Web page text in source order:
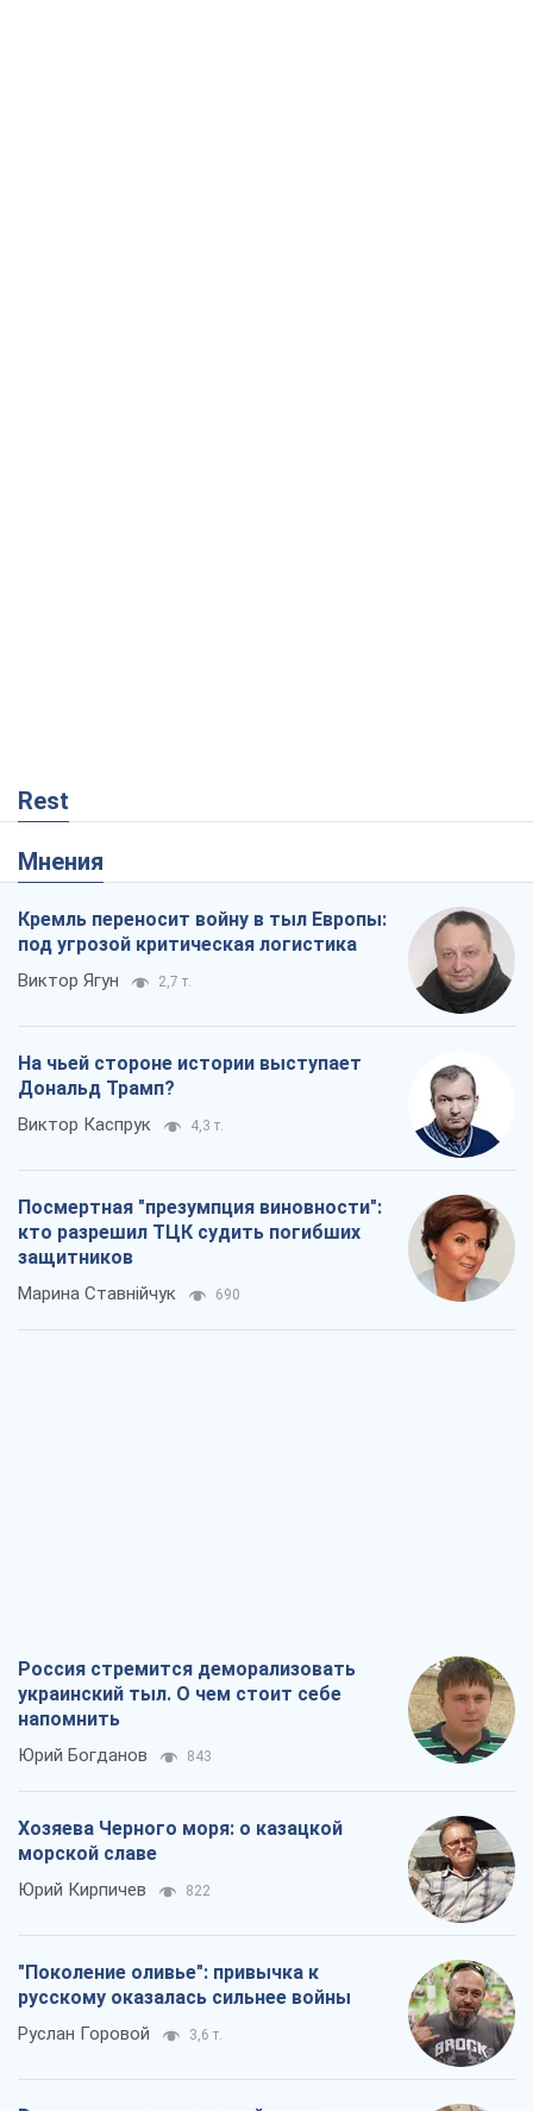
Rest
Мнения
Кремль переносит войну в тыл Европы:
под угрозой критическая логистика
Виктор Ягун 2,7 т.
На чьей стороне истории выступает
Дональд Трамп?
Виктор Каспрук 4,3 т.
Посмертная "презумпция виновности":
кто разрешил ТЦК судить погибших
защитников
Марина Ставнійчук 690
Россия стремится деморализовать
украинский тыл. О чем стоит себе
напомнить
Юрий Богданов 843
Хозяева Черного моря: о казацкой
морской славе
Юрий Кирпичев 822
"Поколение оливье": привычка к
русскому оказалась сильнее войны
Руслан Горовой 3,6 т.